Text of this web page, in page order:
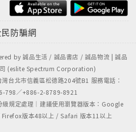
防騙網
by 誠品生活 / 誠品書店 / 誠品物流 | 誠品
(eslite Spectrum Corporation)
台北市信義區松德路204號B1 服務電話：
798／+886-2-8789-8921
級規定處理｜建議使用瀏覽器版本：Google
版本48以上 / Safari 版本11以上